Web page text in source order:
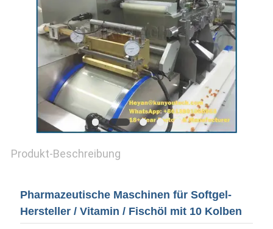
Produkt-Beschreibung
Pharmazeutische Maschinen für Softgel-
Hersteller / Vitamin / Fischöl mit 10 Kolben